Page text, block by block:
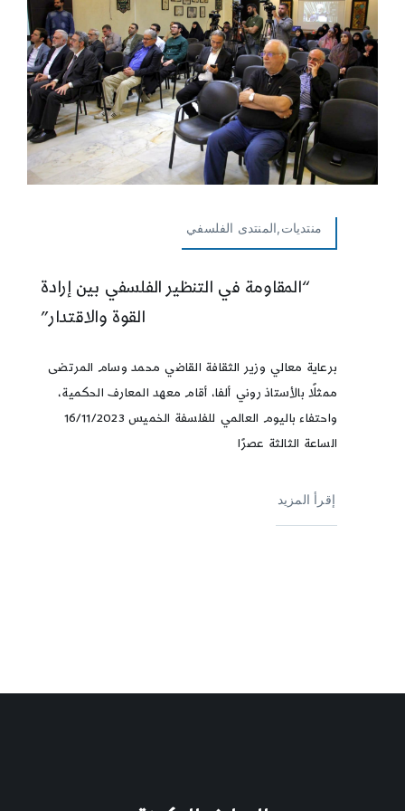
منتديات,المنتدى الفلسفي
“المقاومة في التنظير الفلسفي بين إرادة
القوة والاقتدار”
برعاية معالي وزير الثقافة القاضي محمد وسام المرتضى
ممثلًا بالأستاذ روني ألفا، أقام معهد المعارف الحكمية،
واحتفاء باليوم العالمي للفلسفة الخميس 16/11/2023
الساعة الثالثة عصرًا
إقرأ المزيد